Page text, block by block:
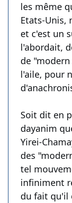
les même
Etats-Unis,
et c'est un
l'abordait,
de
l'aile, pour
Soit dit en
dayanim
Yirei-
des
tel
infiniment
du fait qu'il